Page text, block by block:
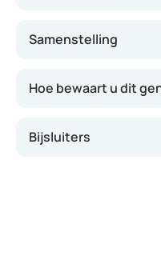
Samenstelling
Hoe bewaart u dit
Bijsluiters